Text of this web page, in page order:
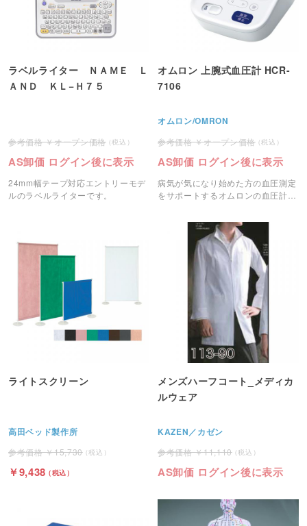
ラベルライター ＮＡＭＥ Ｌ
ＡＮＤ ＫＬ−Ｈ７５
オープン価格
AS卸価 ログイン後に表示
24mm幅テープ対応エントリーモデ
ルのラベルライターです。
オムロン 上腕式血圧計 HCR-
7106
オムロン/OMRON
オープン価格
AS卸価 ログイン後に表示
病気が気になり始めた方の血圧測定
をサポートするオムロンの血圧計で
ライトスクリーン
高田ベッド製作所
15,730
9,438
メンズハーフコート_メディカ
ルウェア
KAZEN／カゼン
11,110
AS卸価 ログイン後に表示